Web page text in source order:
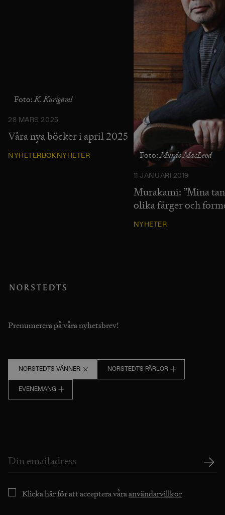
Foto:K. Kurigami
28 MARS 2025
Våra nya böcker i april 2025
NYHETER BOKNYHETER Foto:Murdo MacLeod
11 JANUARI 2019
Murakami: ”Mina
olika färger och
NYHETER
Prenumerera på våra nyhetsbrev!
NORSTEDTS VÄNNER NORSTEDTS PÄRLOR
EVENEMANG
Klicka här för att acceptera våraanvändarvillkor